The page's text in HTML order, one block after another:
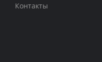
Контакты